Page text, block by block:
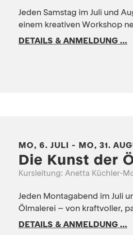
Jeden Samstag im Juli und
einem kreativen Workshop
DETAILS & ANMELDUNG ...
MO, 6. JULI - MO, 31.
Die Kunst der
Kursleitung: Anetta Küchler-
Jeden Montagabend im Juli
Ölmalerei – von kraftvoller,
DETAILS & ANMELDUNG ...